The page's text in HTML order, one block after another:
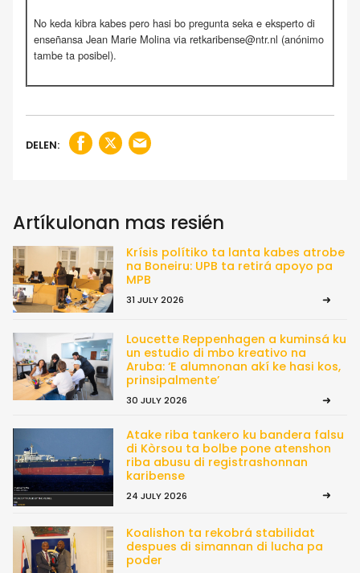
No keda kibra kabes pero hasi bo pregunta seka e eksperto di
enseñansa Jean Marie Molina via retkaribense@ntr.nl (anónimo
tambe ta posibel).
DELEN:
Artíkulonan mas resién
Krísis polítiko ta lanta kabes atrobe
na Boneiru: UPB ta retirá apoyo pa
MPB
31 JULY 2026
Loucette Reppenhagen a kuminsá ku
un estudio di mbo kreativo na
Aruba: ‘E alumnonan akí ke hasi kos,
prinsipalmente’
30 JULY 2026
Atake riba tankero ku bandera falsu
di Kòrsou ta bolbe pone atenshon
riba abusu di registrashonnan
karibense
24 JULY 2026
Koalishon ta rekobrá stabilidat
despues di simannan di lucha pa
poder